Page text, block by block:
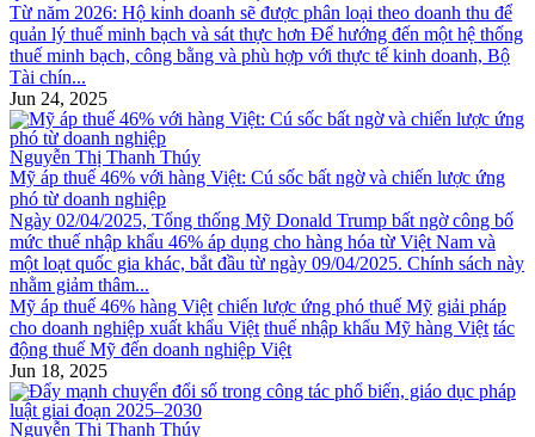
Từ năm 2026: Hộ kinh doanh sẽ được phân loại theo doanh thu để
quản lý thuế minh bạch và sát thực hơn Để hướng đến một hệ thống
thuế minh bạch, công bằng và phù hợp với thực tế kinh doanh, Bộ
Tài chín...
Jun 24, 2025
Nguyễn Thị Thanh Thúy
Mỹ áp thuế 46% với hàng Việt: Cú sốc bất ngờ và chiến lược ứng
phó từ doanh nghiệp
Ngày 02/04/2025, Tổng thống Mỹ Donald Trump bất ngờ công bố
mức thuế nhập khẩu 46% áp dụng cho hàng hóa từ Việt Nam và
một loạt quốc gia khác, bắt đầu từ ngày 09/04/2025. Chính sách này
nhằm giảm thâm...
Mỹ áp thuế 46% hàng Việt chiến lược ứng phó thuế Mỹ giải pháp
cho doanh nghiệp xuất khẩu Việt thuế nhập khẩu Mỹ hàng Việt tác
động thuế Mỹ đến doanh nghiệp Việt
Jun 18, 2025
Nguyễn Thị Thanh Thúy